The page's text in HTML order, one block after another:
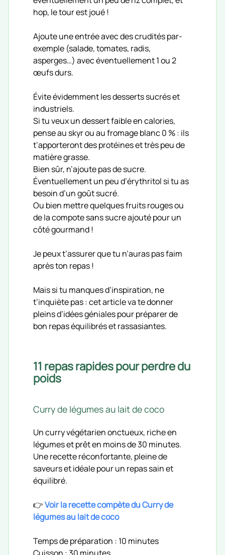
hop, le tour est joué !
Ajoute une entrée avec des crudités par-
exemple (salade, tomates, radis,
asperges…) avec éventuellement 1 ou 2
œufs durs.
Évite évidemment les desserts sucrés et
industriels.
Si tu veux un dessert faible en calories,
pense au skyr ou au fromage blanc 0 % : ils
t’apporteront des protéines et très peu de
matière grasse.
Bien sûr, n’ajoute pas de sucre.
Éventuellement un peu d’érythritol si tu as
besoin d’un goût sucré.
Ou bien mettre quelques fruits rouges ou
de la compote sans sucre ajouté pour un
côté gourmand !
Je peux t’assurer que tu n’auras pas faim
après ton repas !
Mais si tu manques d’inspiration, ne
t’inquiète pas : cet article va te donner
pleins d’idées géniales pour préparer de
bon repas équilibrés et rassasiantes.
11 repas rapides pour perdre du
poids
Curry de légumes au lait de coco
Un curry végétarien onctueux, riche en
légumes et prêt en moins de 30 minutes.
Une recette réconfortante, pleine de
saveurs et idéale pour un repas sain et
équilibré.
👉Voir la recette compète du Curry de
légumes au lait de coco
Temps de préparation : 10 minutes